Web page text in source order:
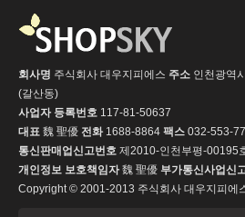
회사명 주식회사 대우지피에스 주소 인천광역
(갈산동)
사업자 등록번호 117-81-50637
대표 魏 聖優 전화1688-8864 팩스 032-553-
통신판매업신고번호 제2010-인천부평-00195
개인정보 보호책임자魏 聖優 부가통신사업신
Copyright © 2001-2013 주식회사 대우지피에